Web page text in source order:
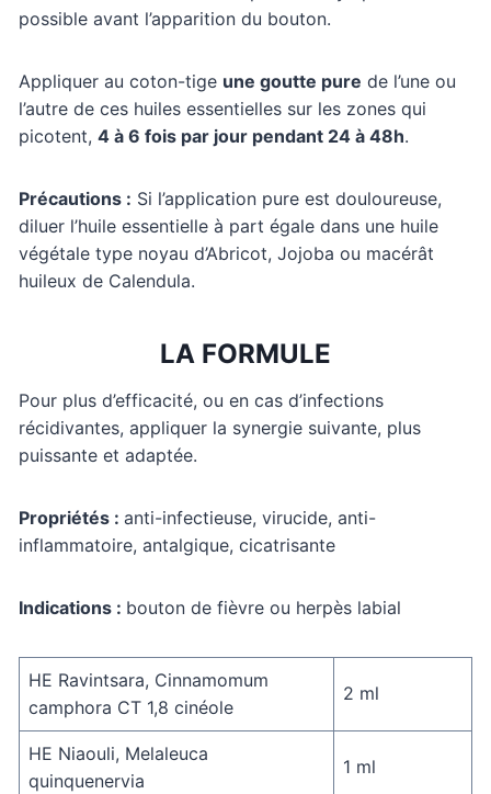
possible avant l’apparition du bouton.
Appliquer au coton-tige une goutte pure de l’une ou
l’autre de ces huiles essentielles sur les zones qui
picotent, 4 à 6 fois par jour pendant 24 à 48h.
Précautions : Si l’application pure est douloureuse,
diluer l’huile essentielle à part égale dans une huile
végétale type noyau d’Abricot, Jojoba ou macérât
huileux de Calendula.
LA FORMULE
Pour plus d’efficacité, ou en cas d’infections
récidivantes, appliquer la synergie suivante, plus
puissante et adaptée.
Propriétés : anti-infectieuse, virucide, anti-
inflammatoire, antalgique, cicatrisante
Indications : bouton de fièvre ou herpès labial
HE Ravintsara, Cinnamomum
camphora CT 1,8 cinéole
2 ml
HE Niaouli, Melaleuca
quinquenervia
1 ml